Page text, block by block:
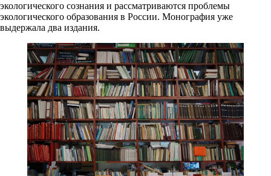
экологического сознания и рассматриваются проблемы
экологического образования в России. Монография уже
выдержала два издания.